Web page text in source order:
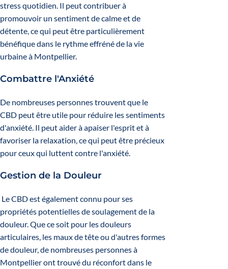
stress quotidien. Il peut contribuer à
promouvoir un sentiment de calme et de
détente, ce qui peut être particulièrement
bénéfique dans le rythme effréné de la vie
urbaine à Montpellier.
Combattre l'Anxiété
De nombreuses personnes trouvent que le
CBD peut être utile pour réduire les sentiments
d'anxiété. Il peut aider à apaiser l'esprit et à
favoriser la relaxation, ce qui peut être précieux
pour ceux qui luttent contre l'anxiété.
Gestion de la Douleur
Le CBD est également connu pour ses
propriétés potentielles de soulagement de la
douleur. Que ce soit pour les douleurs
articulaires, les maux de tête ou d'autres formes
de douleur, de nombreuses personnes à
Montpellier ont trouvé du réconfort dans le